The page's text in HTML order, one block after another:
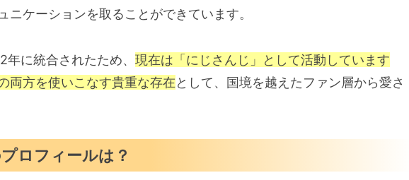
ニケーションを取ることができています。
に統合されたため、 現在は「にじさんじ」として活動しています
両方を使いこなす貴重な存在として、国境を越えたファン層から愛さ
ロフィールは？